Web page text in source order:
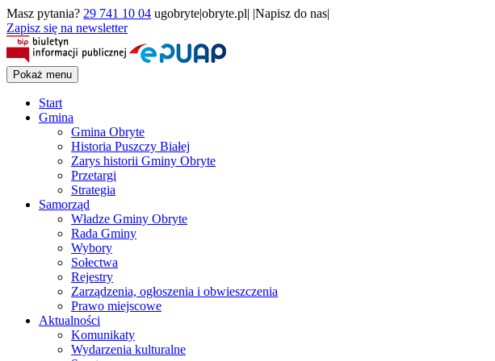
Masz pytania? 29 741 10 04 ugobryte|obryte.pl| |Napisz do nas|
Zapisz się na newsletter
Pokaż menu
Start
Gmina
Gmina Obryte
Historia Puszczy Białej
Zarys historii Gminy Obryte
Przetargi
Strategia
Samorząd
Władze Gminy Obryte
Rada Gminy
Wybory
Sołectwa
Rejestry
Zarządzenia, ogłoszenia i obwieszczenia
Prawo miejscowe
Aktualności
Komunikaty
Wydarzenia kulturalne